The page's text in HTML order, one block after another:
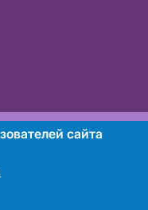
101007741 сайта